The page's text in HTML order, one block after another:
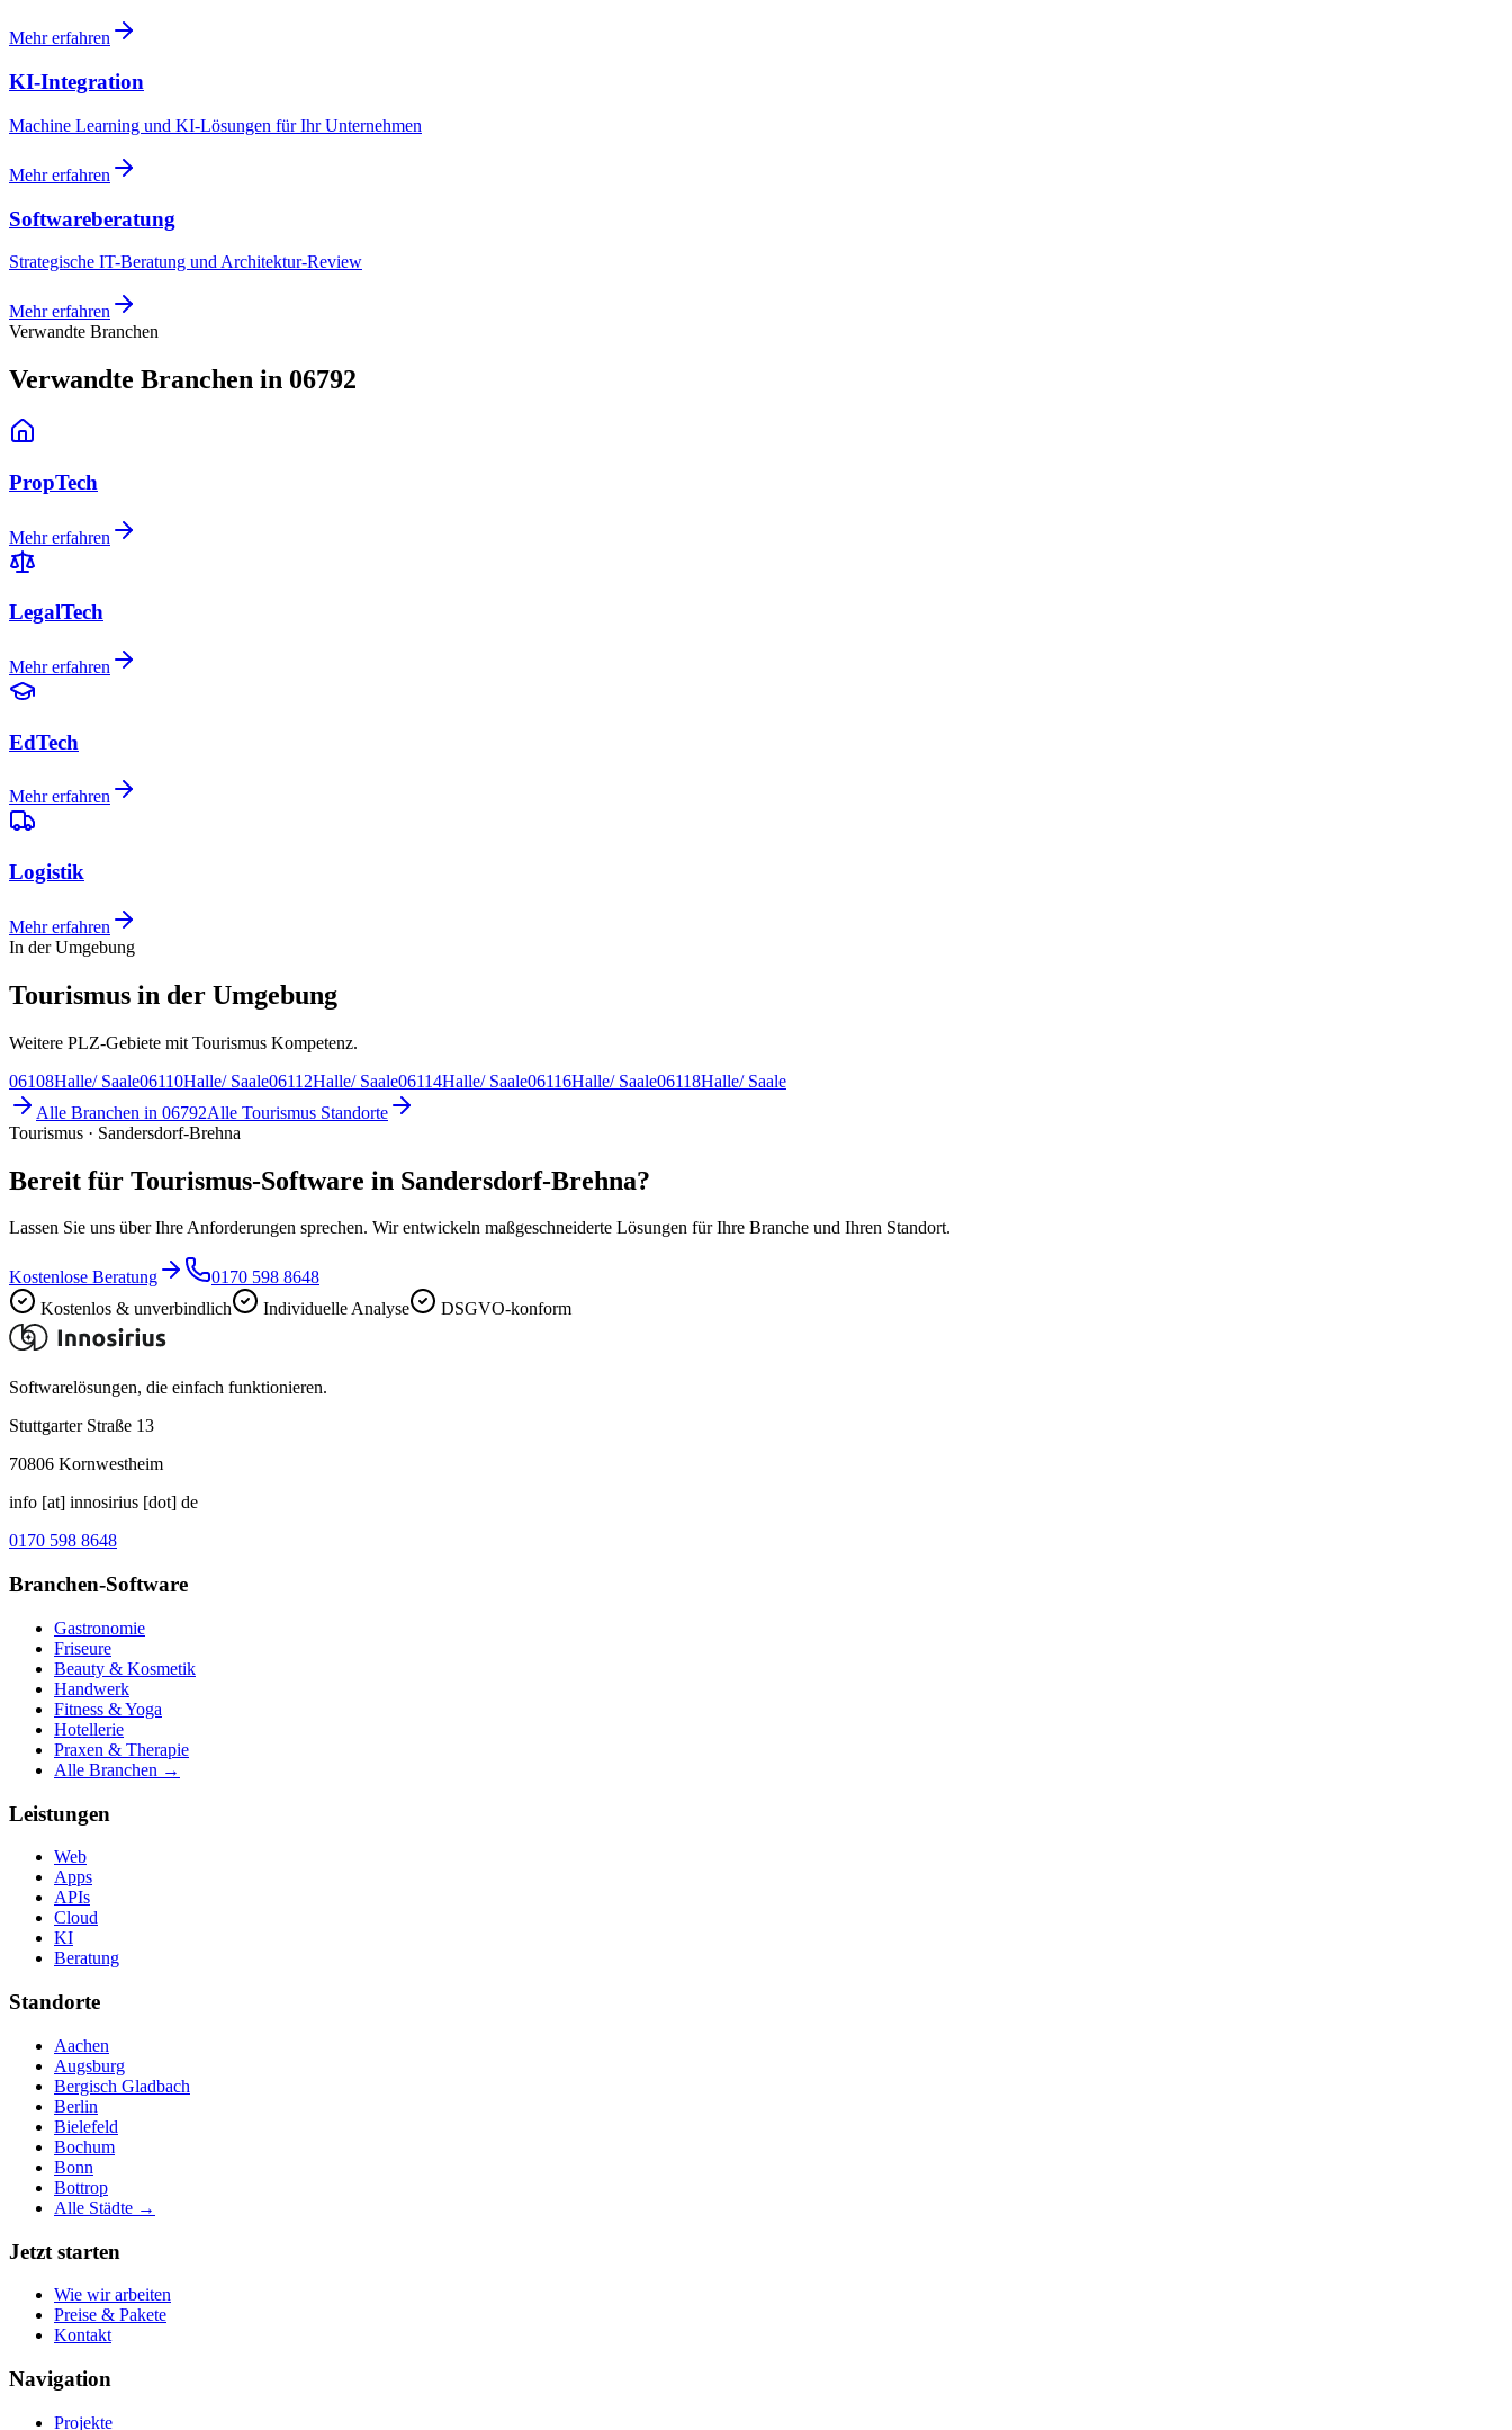
Mehr erfahren
KI-Integration
Machine Learning und KI-Lösungen für Ihr Unternehmen
Mehr erfahren
Softwareberatung
Strategische IT-Beratung und Architektur-Review
Mehr erfahren
Verwandte Branchen
Verwandte Branchen in 06792
PropTech
Mehr erfahren
LegalTech
Mehr erfahren
EdTech
Mehr erfahren
Logistik
Mehr erfahren
In der Umgebung
Tourismus in der Umgebung
Weitere PLZ-Gebiete mit Tourismus Kompetenz.
06108Halle/ Saale06110Halle/ Saale06112Halle/ Saale06114Halle/ Saale06116Halle/ Saale06118Halle/ Saale
Alle Branchen in 06792Alle Tourismus Standorte
Tourismus · Sandersdorf-Brehna
Bereit für Tourismus-Software in Sandersdorf-Brehna?
Lassen Sie uns über Ihre Anforderungen sprechen. Wir entwickeln maßgeschneiderte Lösungen für Ihre Branche und Ihren Standort.
Kostenlose Beratung
0170 598 8648
Kostenlos & unverbindlich
Individuelle Analyse DSGVO-konform
Softwarelösungen, die einfach funktionieren.
Stuttgarter Straße 13
70806 Kornwestheim
info [at] innosirius [dot] de
0170 598 8648
Branchen-Software
Gastronomie
Friseure
Beauty & Kosmetik
Handwerk
Fitness & Yoga
Hotellerie
Praxen & Therapie
Alle Branchen →
Leistungen
Web
Apps
APIs
Cloud
KI
Beratung
Standorte
Aachen
Augsburg
Bergisch Gladbach
Berlin
Bielefeld
Bochum
Bonn
Bottrop
Alle Städte →
Jetzt starten
Wie wir arbeiten
Preise & Pakete
Kontakt
Navigation
Projekte